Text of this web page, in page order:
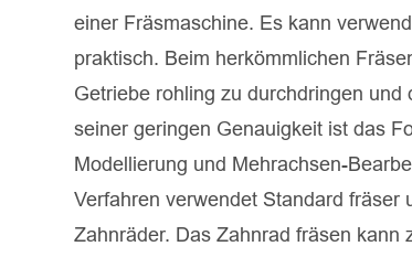
einer Fräsmaschine. Es kann
praktisch. Beim herkömmlichen
Getriebe rohling zu durchdringen
seiner geringen Genauigkeit ist das
Modellierung und Mehrachsen-
Verfahren verwendet Standard
Zahnräder. Das Zahnrad fräsen kann